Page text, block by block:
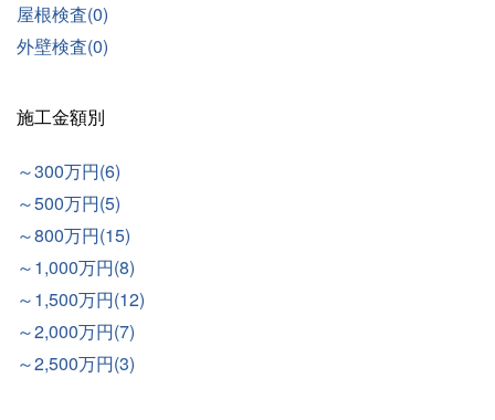
屋根検査(0)
外壁検査(0)
施工金額別
～300万円(6)
～500万円(5)
～800万円(15)
～1,000万円(8)
～1,500万円(12)
～2,000万円(7)
～2,500万円(3)